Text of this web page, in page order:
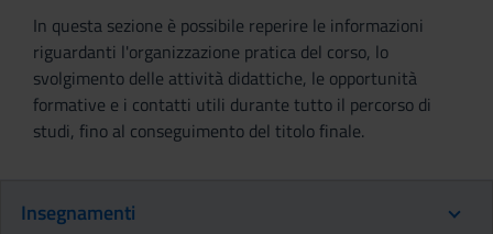
In questa sezione è possibile reperire le informazioni
riguardanti l'organizzazione pratica del corso, lo
svolgimento delle attività didattiche, le opportunità
formative e i contatti utili durante tutto il percorso di
studi, fino al conseguimento del titolo finale.
Insegnamenti